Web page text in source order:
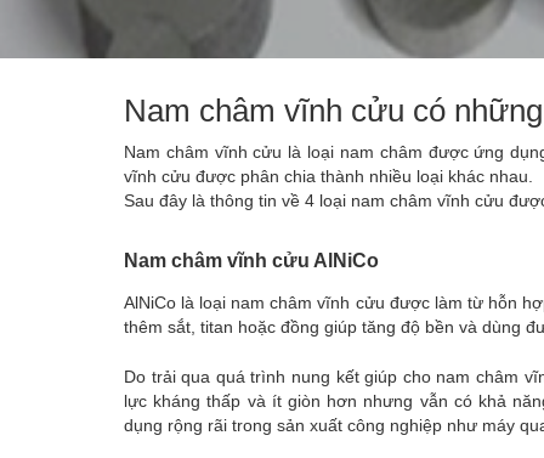
Nam châm vĩnh cửu có
Nam châm vĩnh cửu là loại nam châm được ứng
vĩnh cửu được phân chia thành nhiều loại khác nhau.
Sau đây là thông tin về 4 loại nam châm vĩnh cửu
Nam châm vĩnh cửu AlNiCo
AlNiCo là loại nam châm vĩnh cửu được làm từ hỗn
thêm sắt, titan hoặc đồng giúp tăng độ bền và dùng
Do trải qua quá trình nung kết giúp cho nam châm
lực kháng thấp và ít giòn hơn nhưng vẫn có khả
dụng rộng rãi trong sản xuất công nghiệp như máy